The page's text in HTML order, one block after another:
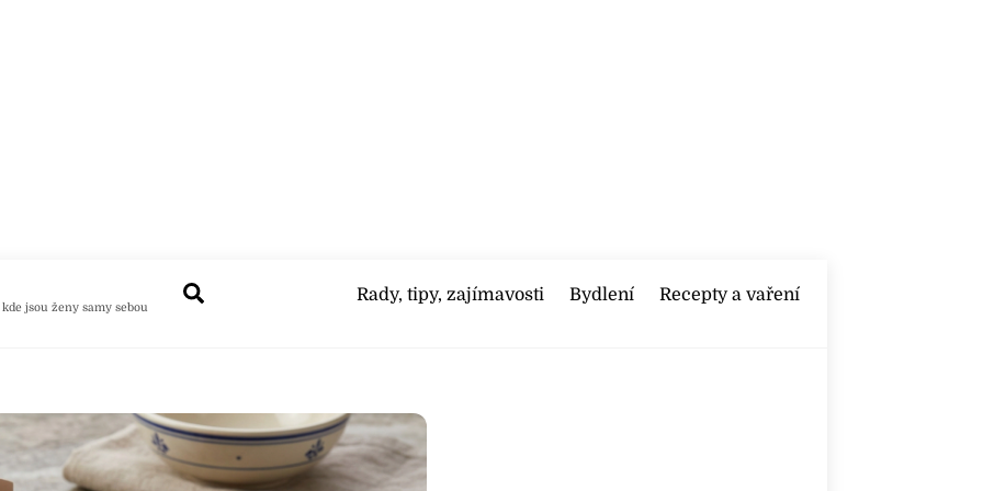
kde jsou ženy samy sebou
Rady, tipy, zajímavosti Bydlení Recepty a vaření